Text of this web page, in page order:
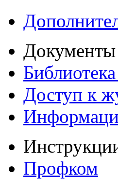
Документы
Доступ к
Профком